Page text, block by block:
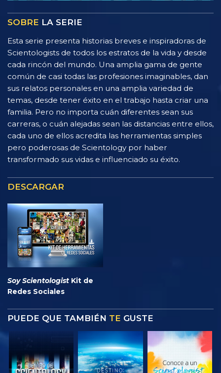
SOBRE LA SERIE
Esta serie presenta historias breves e inspiradoras de
Scientologists de todos los estratos de la vida y desde
cada rincón del mundo. Una amplia gama de gente
común de casi todas las profesiones imaginables, dan
sus relatos personales en una amplia variedad de
temas, desde tener éxito en el trabajo hasta criar una
familia. Pero no importa cuán diferentes sean sus
carreras, o cuán alejadas sean las distancias entre ellos,
cada uno de ellos acredita las herramientas simples
pero poderosas de Scientology por haber
transformado sus vidas e influenciado su éxito.
DESCARGAR
Soy Scientologist Kit de
Redes Sociales
PUEDE QUE TAMBIÉN TE GUSTE